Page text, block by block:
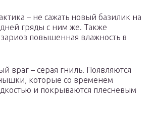
– не сажать новый базилик на
гряды с ним же. Также
повышенная влажность в
враг – серая гниль. Появляются
которые со временем
и покрываются плесневым